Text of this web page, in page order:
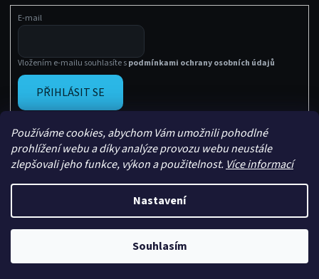
Používáme cookies, abychom Vám umožnili pohodlné
prohlížení webu a díky analýze provozu webu neustále
zlepšovali jeho funkce, výkon a použitelnost. Více informací
Nastavení
Souhlasím
E-mail
Vložením e-mailu souhlasíte spodmínkami ochrany osobních údajů
PŘIHLÁSIT SE
Vytvořil Shoptet
Copyright 2026Sachasport. Všechna práva vyhrazena.
UpravilLe Artist